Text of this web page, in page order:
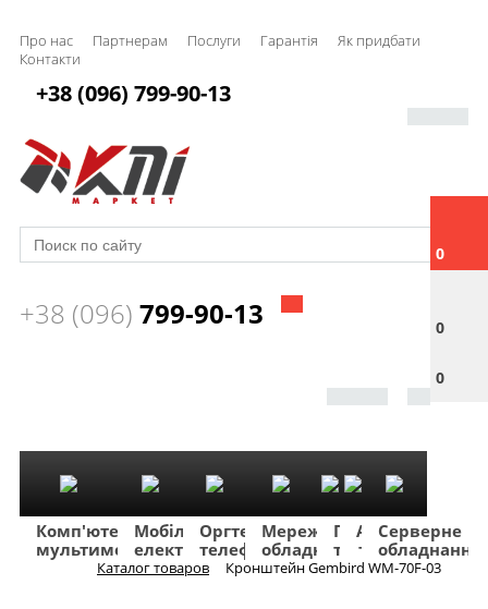
Про нас Партнерам Послуги Гарантія
Як придбати
Контакти
0
0
0
+38 (096) 799-90-13
+38 (096) 799-90-13
Комп'ютери
мультимедіа
Мобільна
електроніка
Оргтехніка
телефонія
Мережеве
обладнання
Побутова
техніка
TV
та
Аудіо
Фото
та
відео
Авто
та
навігація
Серверне
обладнання
Каталог товаров Кронштейн Gembird WM-70F-03